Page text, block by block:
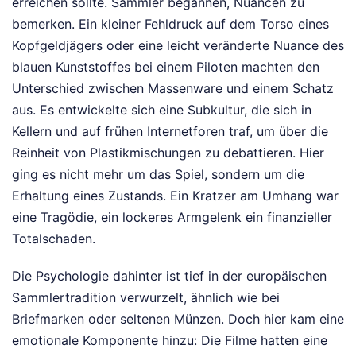
bemerken. Ein kleiner Fehldruck auf dem Torso eines
Kopfgeldjägers oder eine leicht veränderte Nuance des
blauen Kunststoffes bei einem Piloten machten den
Unterschied zwischen Massenware und einem Schatz
aus. Es entwickelte sich eine Subkultur, die sich in
Kellern und auf frühen Internetforen traf, um über die
Reinheit von Plastikmischungen zu debattieren. Hier
ging es nicht mehr um das Spiel, sondern um die
Erhaltung eines Zustands. Ein Kratzer am Umhang war
eine Tragödie, ein lockeres Armgelenk ein finanzieller
Totalschaden.
Die Psychologie dahinter ist tief in der europäischen
Sammlertradition verwurzelt, ähnlich wie bei
Briefmarken oder seltenen Münzen. Doch hier kam eine
emotionale Komponente hinzu: Die Filme hatten eine